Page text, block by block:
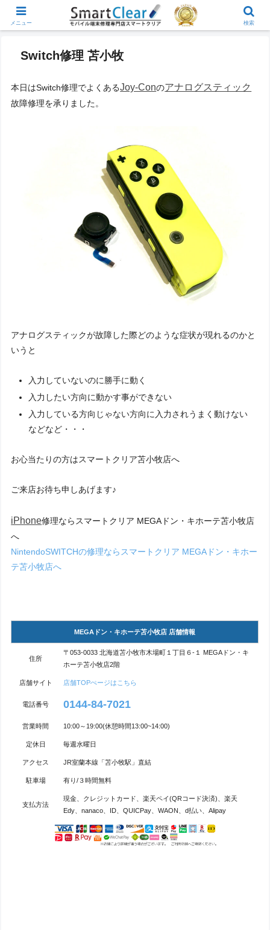
Switch修理 苫小牧
本日はSwitch修理でよくあるJoy-Conのアナログスティック
故障修理を承りました。
アナログスティックが故障した際どのような症状が現れるのかと
いうと
入力していないのに勝手に動く
入力したい方向に動かす事ができない
入力している方向じゃない方向に入力されうまく動けない
などなど・・・
お心当たりの方はスマートクリア苫小牧店へ
ご来店お待ち申しあげます♪
iPhone修理ならスマートクリア MEGAドン・キホーテ苫小牧店
へ
NintendoSWITCHの修理ならスマートクリア MEGAドン・キホー
テ苫小牧店へ
MEGAドン・キホーテ苫小牧店 店舗情報
住所
〒053-0033 北海道苫小牧市木場町１丁目６-１ MEGAドン・キ
ホーテ苫小牧店2階
店舗サイト 店舗TOPぺージはこちら
電話番号 0144-84-7021
営業時間 10:00～19:00(休憩時間13:00~14:00)
定休日 毎週水曜日
アクセス JR室蘭本線「苫小牧駅」直結
駐車場 有り/３時間無料
支払方法
現金、クレジットカード、楽天ペイ(QRコード決済)、楽天
Edy、nanaco、ID、QUICPay、WAON、d払い、Alipay
メニュー 検索